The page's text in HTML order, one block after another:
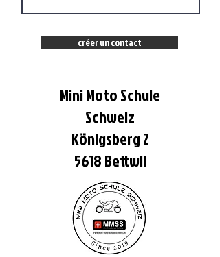
créer un contact
Pocket Bike Schweiz
Mini Moto Schule
Schweiz
Königsberg 2
5618 Bettwil